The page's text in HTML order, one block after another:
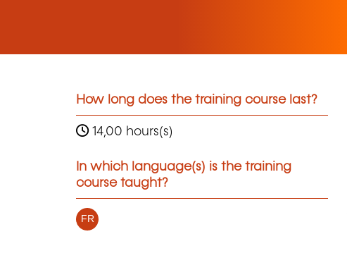
How long does the training course last?
14,00 hours(s)
In which language(s) is the training
course taught?
FR